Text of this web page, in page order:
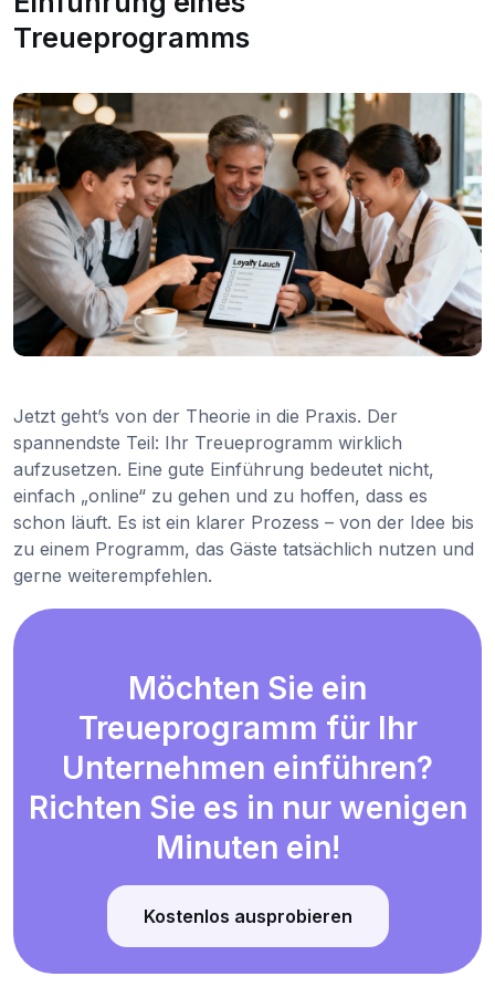
Treueprogramms
Jetzt geht’s von der Theorie in die Praxis. Der
spannendste Teil: Ihr Treueprogramm wirklich
aufzusetzen. Eine gute Einführung bedeutet nicht,
einfach „online“ zu gehen und zu hoffen, dass es
schon läuft. Es ist ein klarer Prozess – von der Idee bis
zu einem Programm, das Gäste tatsächlich nutzen und
gerne weiterempfehlen.
Möchten Sie ein
Treueprogramm für Ihr
Unternehmen einführen?
Richten Sie es in nur wenigen
Minuten ein!
Kostenlos ausprobieren